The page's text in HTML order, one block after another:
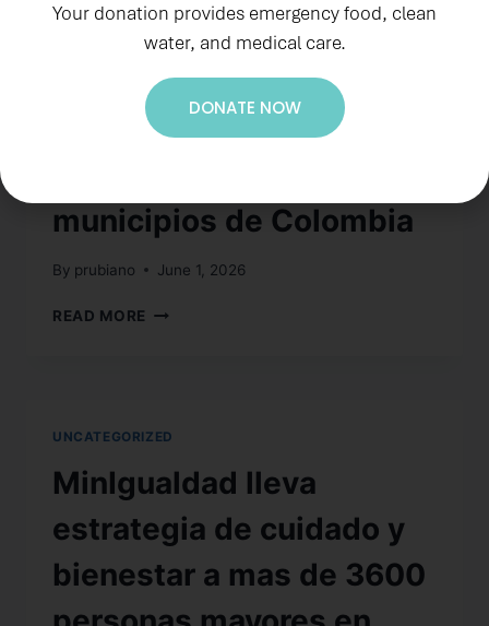
UNCATEGORIZED
Proyecto MinIgualdad
atenderá a 3.600 adultos
municipios de Colombia
By prubiano June 1, 2026
READ MORE
UNCATEGORIZED
MinIgualdad lleva
estrategia de cuidado y
bienestar a mas de 3600
Your donation provides emergency food, clean
water, and medical care.
DONATE NOW